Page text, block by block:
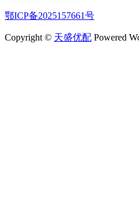
鄂ICP备2025157661号
Copyright © 天盛优配 Powered